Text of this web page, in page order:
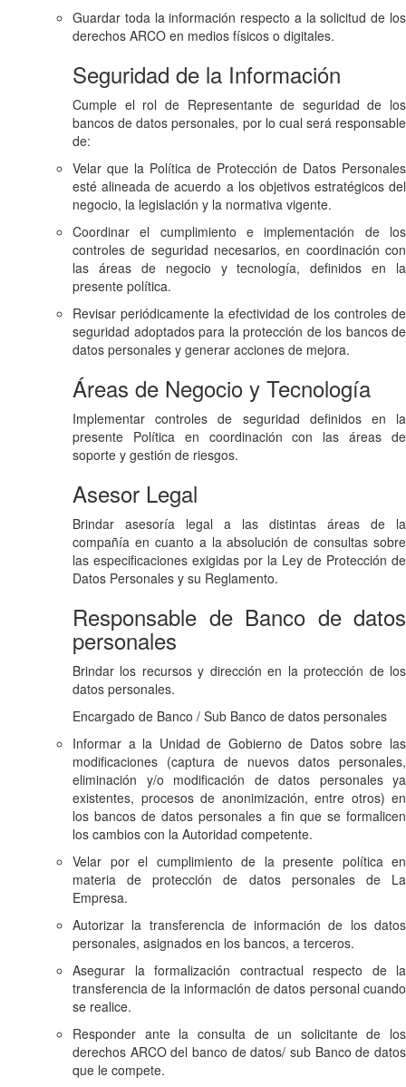
Guardar toda la información respecto a la solicitud de los
derechos ARCO en medios físicos o digitales.
Seguridad de la Información
Cumple el rol de Representante de seguridad de los
bancos de datos personales, por lo cual será responsable
de:
Velar que la Política de Protección de Datos Personales
esté alineada de acuerdo a los objetivos estratégicos del
negocio, la legislación y la normativa vigente.
Coordinar el cumplimiento e implementación de los
controles de seguridad necesarios, en coordinación con
las áreas de negocio y tecnología, definidos en la
presente política.
Revisar periódicamente la efectividad de los controles de
seguridad adoptados para la protección de los bancos de
datos personales y generar acciones de mejora.
Áreas de Negocio y Tecnología
Implementar controles de seguridad definidos en la
presente Política en coordinación con las áreas de
soporte y gestión de riesgos.
Asesor Legal
Brindar asesoría legal a las distintas áreas de la
compañía en cuanto a la absolución de consultas sobre
las especificaciones exigidas por la Ley de Protección de
Datos Personales y su Reglamento.
Responsable de Banco de datos
personales
Brindar los recursos y dirección en la protección de los
datos personales.
Encargado de Banco / Sub Banco de datos personales
Informar a la Unidad de Gobierno de Datos sobre las
modificaciones (captura de nuevos datos personales,
eliminación y/o modificación de datos personales ya
existentes, procesos de anonimización, entre otros) en
los bancos de datos personales a fin que se formalicen
los cambios con la Autoridad competente.
Velar por el cumplimiento de la presente política en
materia de protección de datos personales de La
Empresa.
Autorizar la transferencia de información de los datos
personales, asignados en los bancos, a terceros.
Asegurar la formalización contractual respecto de la
transferencia de la información de datos personal cuando
se realice.
Responder ante la consulta de un solicitante de los
derechos ARCO del banco de datos/ sub Banco de datos
que le compete.